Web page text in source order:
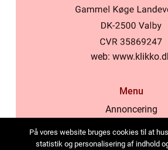
web:
Menu
Annoncering
Cookies
På vores website bruges cookies til at
statistik og personalisering af indhold